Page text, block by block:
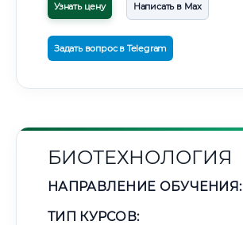
Узнать цену Написать в Max
Задать вопрос в Telegram
БИОТЕХНОЛОГИЯ
НАПРАВЛЕНИЕ ОБУЧЕНИЯ:
ТИП КУРСОВ: